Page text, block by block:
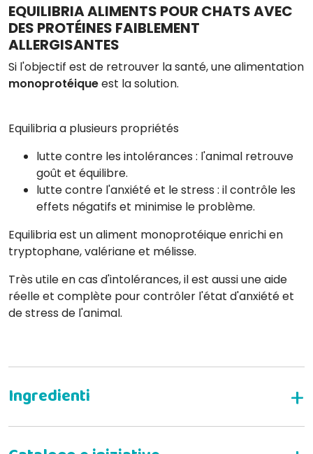
EQUILIBRIA ALIMENTS POUR CHATS AVEC
DES PROTÉINES FAIBLEMENT
ALLERGISANTES
Si l'objectif est de retrouver la santé, une alimentation
monoprotéiqueest la solution.
Equilibria a plusieurs propriétés
lutte contre les intolérances : l'animal retrouve
goût et équilibre.
lutte contre l'anxiété et le stress : il contrôle les
effets négatifs et minimise le problème.
Equilibria est un aliment monoprotéique enrichi en
tryptophane, valériane et mélisse.
Très utile en cas d'intolérances, il est aussi une aide
réelle et complète pour contrôler l'état d'anxiété et
de stress de l'animal.